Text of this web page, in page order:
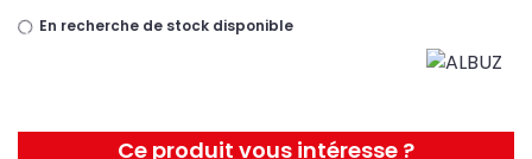
Ce produit vous intéresse ?
En recherche de stock disponible